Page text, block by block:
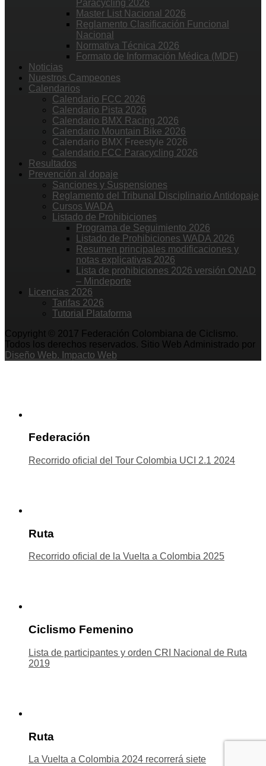
Paracycling 2026
Master List Nacional 2026
Reglamento Clasificación Funcional
Nacional
Normativa Técnica 2026
Formato de Información Médica (MDF)
Noticias
Nuestros Campeones
Calendarios
Calendario FCC 2026
Calendario Pista 2026
Calendario BMX Racing 2026
Calendario Mountain Bike 2026
Calendario BMX Freestyle 2026
Calendario FCC Paracycling 2026
Resultados
Prevención al dopaje
Sanciones y Suspensiones
Reglamento del Tribunal Disciplinario Antidopaje
Cursos WADA
Listado de Prohibiciones
Programa de Seguimiento 2026
Listado de Prohibiciones WADA 2026
Resumen principales modificaciones y
notas explicativas 2026
Lista de prohibiciones 2026 versión ONAD
– Mindeporte
Licencias 2026
Tarifas 2026
Tutorial Plataforma
Copyright © 2017 Federación Colombiana de Ciclismo.
Todos los derechos reservados. Sitio Web Administrado por
Diseño Web. Impacto Web
Federación
Recorrido oficial del Tour Colombia UCI 2.1 2024
Ruta
Recorrido oficial de la Vuelta a Colombia 2025
Ciclismo Femenino
Lista de participantes y orden CRI Nacional de Ruta
2019
Ruta
La Vuelta a Colombia 2024 recorrerá siete